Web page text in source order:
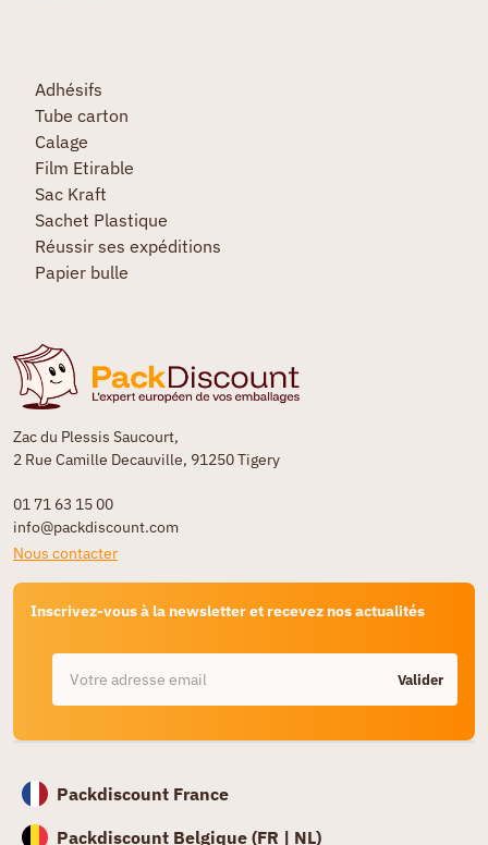
Zac du Plessis Saucourt,
2 Rue Camille Decauville, 91250 Tigery
01 71 63 15 00
info@packdiscount.com
Nous contacter
Inscrivez-vous à la newsletter et recevez nos actualités
Valider
Adhésifs
Tube carton
Calage
Film Etirable
Sac Kraft
Sachet Plastique
Réussir ses expéditions
Papier bulle
Packdiscount France
Packdiscount Belgique (FR | NL)